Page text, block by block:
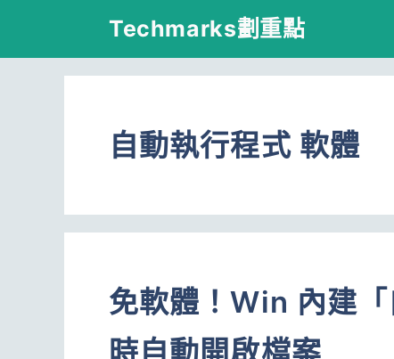
Techmarks劃重點
自動執行程式 軟體
免軟體！Win 內建
時自動開啟檔案